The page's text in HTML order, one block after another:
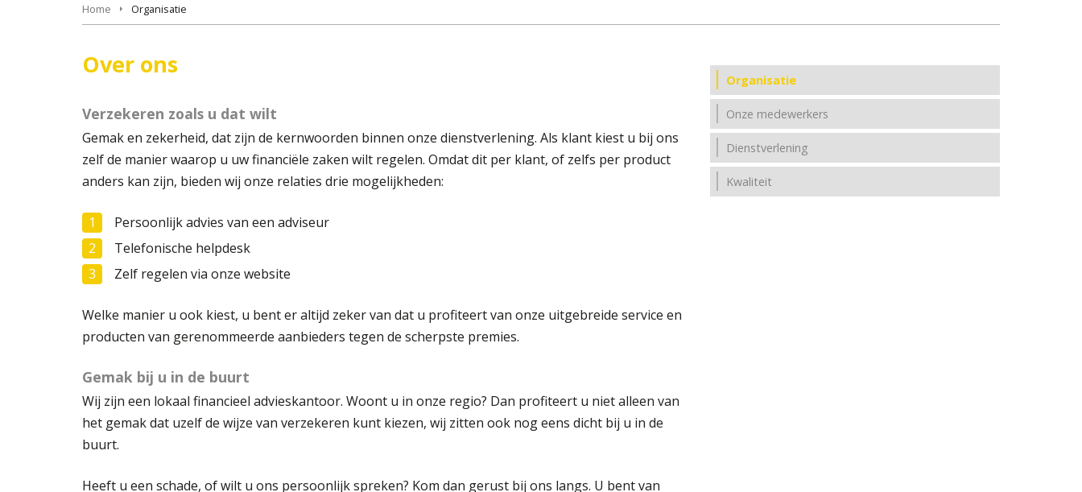
Home Organisatie
Over ons
Verzekeren zoals u dat wilt
Gemak en zekerheid, dat zijn de kernwoorden binnen onze dienstverlening. Als klant kiest u bij ons
zelf de manier waarop u uw financiële zaken wilt regelen. Omdat dit per klant, of zelfs per product
anders kan zijn, bieden wij onze relaties drie mogelijkheden:
Persoonlijk advies van een adviseur
Telefonische helpdesk
Zelf regelen via onze website
Welke manier u ook kiest, u bent er altijd zeker van dat u profiteert van onze uitgebreide service en
producten van gerenommeerde aanbieders tegen de scherpste premies.
Gemak bij u in de buurt
Wij zijn een lokaal financieel advieskantoor. Woont u in onze regio? Dan profiteert u niet alleen van
het gemak dat uzelf de wijze van verzekeren kunt kiezen, wij zitten ook nog eens dicht bij u in de
buurt.
Heeft u een schade, of wilt u ons persoonlijk spreken? Kom dan gerust bij ons langs. U bent van
Organisatie
Onze medewerkers
Dienstverlening
Kwaliteit